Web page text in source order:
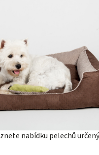
nabídku pelechů